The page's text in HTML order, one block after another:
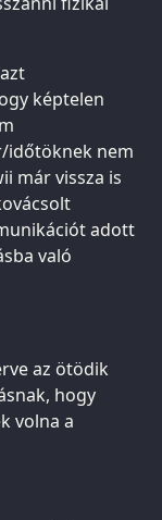
képtelen
időtöknek nem
már vissza is
adott
való
az ötödik
hogy
volna a